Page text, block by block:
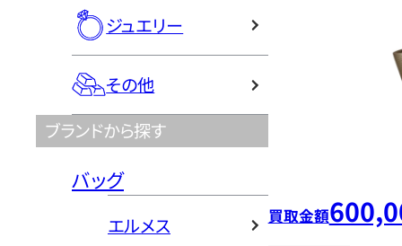
ジュエリー
その他
ブランドから探す
バッグ
エルメス 買取金額